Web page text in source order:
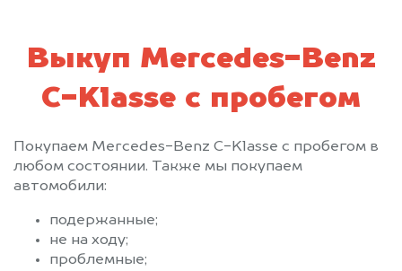
Выкуп Mercedes-Benz
C-Klasse с пробегом
Покупаем Mercedes-Benz C-Klasse с пробегом в
любом состоянии. Также мы покупаем
автомобили:
подержанные;
не на ходу;
проблемные;